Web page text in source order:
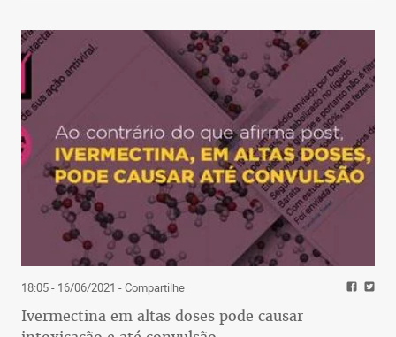
18:05 - 16/06/2021 - Compartilhe
Ivermectina em altas doses pode causar